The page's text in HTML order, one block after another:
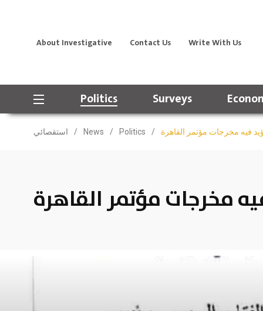
About Investigative Contact Us Write With Us
Politics Surveys
استقصائي / News / Politics / فيه مخرجات مؤتمر القاهرة
مخرجات مؤتمر القاهرة